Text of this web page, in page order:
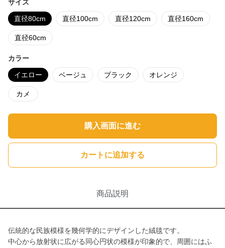
サイズ
直径80cm 直径100cm 直径120cm 直径160cm
直径60cm
カラー
イエロー ベージュ ブラック オレンジ
カメ
購入画面に進む
カートに追加する
商品説明
伝統的な民族模様を幾何学的にデザインした絨毯です。
中心から放射状に広がる同心円状の模様が印象的で、周囲にはふ